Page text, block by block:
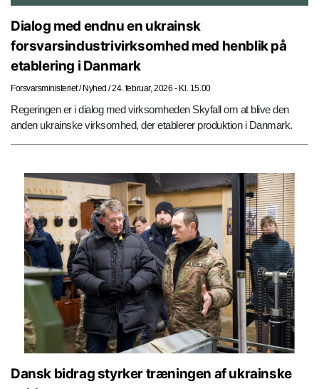
Dialog med endnu en ukrainsk
forsvarsindustrivirksomhed med henblik på
etablering i Danmark
Forsvarsministeriet/ Nyhed /24. februar, 2026 - Kl. 15.00
Regeringen er i dialog med virksomheden Skyfall om at blive den
anden ukrainske virksomhed, der etablerer produktion i Danmark.
Dansk bidrag styrker træningen af ukrainske